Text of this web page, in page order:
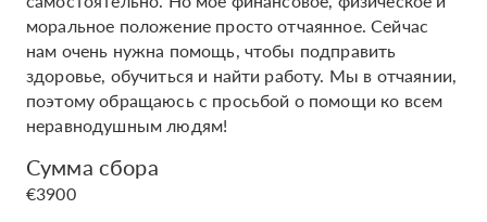
моральное положение просто отчаянное. Сейчас
нам очень нужна помощь, чтобы подправить
здоровье, обучиться и найти работу. Мы в отчаянии,
поэтому обращаюсь с просьбой о помощи ко всем
неравнодушным людям!
Сумма сбора
€3900